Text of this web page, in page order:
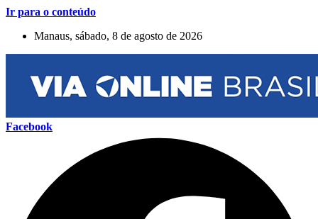
Ir para o conteúdo
Manaus, sábado, 8 de agosto de 2026
Facebook